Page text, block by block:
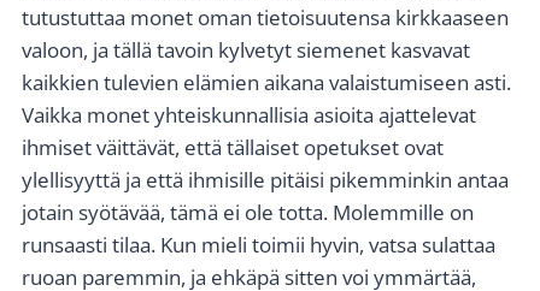
tutustuttaa monet oman tietoisuutensa kirkkaaseen
valoon, ja tällä tavoin kylvetyt siemenet kasvavat
kaikkien tulevien elämien aikana valaistumiseen asti.
Vaikka monet yhteiskunnallisia asioita ajattelevat
ihmiset väittävät, että tällaiset opetukset ovat
ylellisyyttä ja että ihmisille pitäisi pikemminkin antaa
jotain syötävää, tämä ei ole totta. Molemmille on
runsaasti tilaa. Kun mieli toimii hyvin, vatsa sulattaa
ruoan paremmin, ja ehkäpä sitten voi ymmärtää,